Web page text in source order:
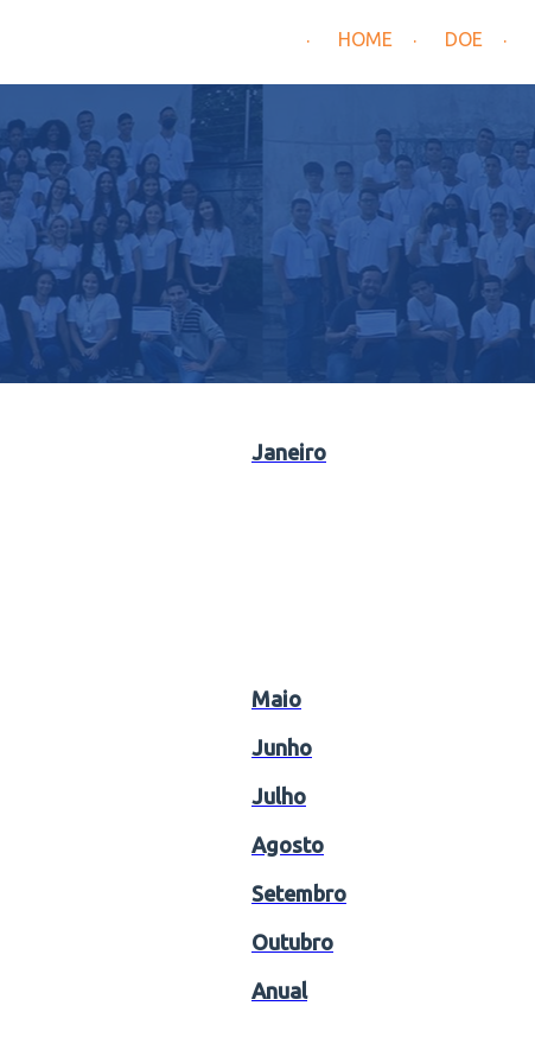
HOME DOE
Janeiro
Maio
Junho
Julho
Agosto
Setembro
Outubro
Anual